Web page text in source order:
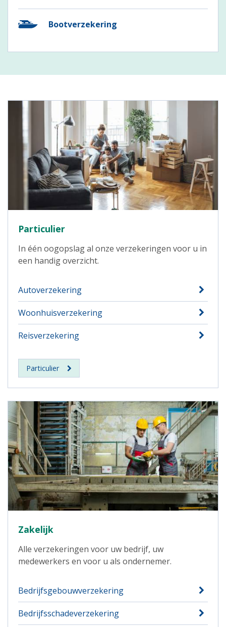
Bootverzekering
Particulier
In één oogopslag al onze verzekeringen voor u in
een handig overzicht.
Autoverzekering
Woonhuisverzekering
Reisverzekering
Particulier
Zakelijk
Alle verzekeringen voor uw bedrijf, uw
medewerkers en voor u als ondernemer.
Bedrijfsgebouwverzekering
Bedrijfsschadeverzekering